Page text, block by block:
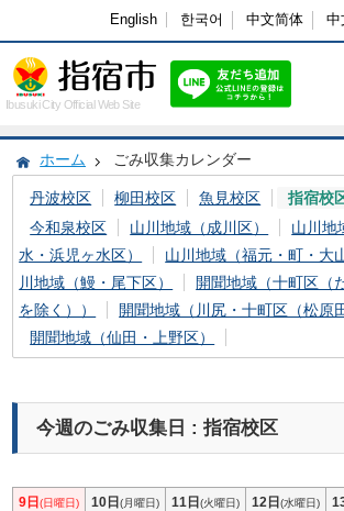
English 한국어 中文简体 中
Ibusuki City Official Web Site
ホーム ごみ収集カレンダー
丹波校区 柳田校区 魚見校区 指宿校
今和泉校区
山川地域（成川区）
山川地
水・浜児ヶ水区）
山川地域（福元・町・大
川地域（鰻・尾下区）
開聞地域（十町区（
を除く））
開聞地域（川尻・十町区（松原
開聞地域（仙田・上野区）
今週のごみ収集日 : 指宿校区
9日(日曜日) 10日(月曜日) 11日(火曜日) 12日(水曜日)